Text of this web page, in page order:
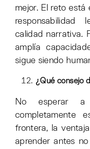
mejor. El reto está
responsabilidad
calidad narrativa.
amplía
sigue siendo
¿Qué consejo
No esperar
completamente
frontera, la
aprender antes